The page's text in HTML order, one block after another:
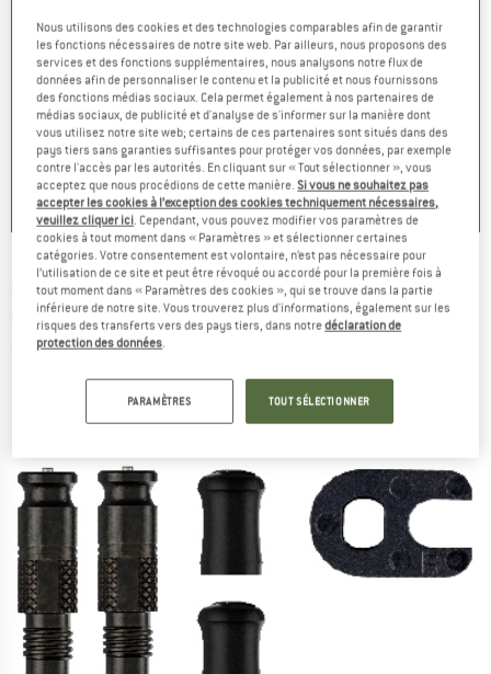
SR V-Guard
réduit
€
)
MARQUE
SCHWALBE
Article
Tubeless Clik Valve SCV (Set of 2)
Product group
Valve de vélo
Prix
23,95 € Prix réduit
à partir de
14,37 €
0,0(0)
-40 %
MARQUE
SCHWALBE
Article
28'' Schlauch 28/47-622/635 SV 17
Product group
Chambre à air pour vélo
Prix
8,90 € Prix réduit
à partir de
5,34 €
4,6(8)
-40 %
Product
SCHWALBE -SV-SCV Conversion Kit (Valve
Only) - Accessoires pneus & chambres à air
(0)
Nous utilisons des cookies et des technologies comparables afin de garantir
les fonctions nécessaires de notre site web. Par ailleurs, nous proposons des
services et des fonctions supplémentaires, nous analysons notre flux de
données afin de personnaliser le contenu et la publicité et nous fournissons
des fonctions médias sociaux. Cela permet également à nos partenaires de
médias sociaux, de publicité et d'analyse de s'informer sur la manière dont
vous utilisez notre site web; certains de ces partenaires sont situés dans des
pays tiers sans garanties suffisantes pour protéger vos données, par exemple
contre l'accès par les autorités. En cliquant sur « Tout sélectionner », vous
acceptez que nous procédions de cette manière.Si vous ne souhaitez pas
accepter les cookies à l’exception des cookies techniquement nécessaires,
veuillez cliquer ici. Cependant, vous pouvez modifier vos paramètres de
cookies à tout moment dans « Paramètres » et sélectionner certaines
catégories. Votre consentement est volontaire, n’est pas nécessaire pour
l’utilisation de ce site et peut être révoqué ou accordé pour la première fois à
tout moment dans « Paramètres des cookies », qui se trouve dans la partie
inférieure de notre site. Vous trouverez plus d'informations, également sur les
risques des transferts vers des pays tiers, dans notredéclaration de
protection des données.
PARAMÈTRES TOUT SÉLECTIONNER